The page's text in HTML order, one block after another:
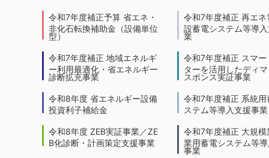
令和7年度補正予算 省エネ・
非化石転換補助金（設備単位
型）
令和7年度補正 地域エネルギ
ー利用最適化・省エネルギー
診断拡充事業
令和8年度 省エネルギー設備
投資利子補給金
令和8年度 ZEB実証事業／ZE
B化診断・計画策定支援事業
令和7年度補正 再エネ
設蓄電システム等導
業
令和7年度補正 スマー
ターを活用したディ
スポンス実証事業
令和7年度補正 系統用
ステム等導入支援事業
令和7年度補正 大規模
業用蓄電システム等
事業